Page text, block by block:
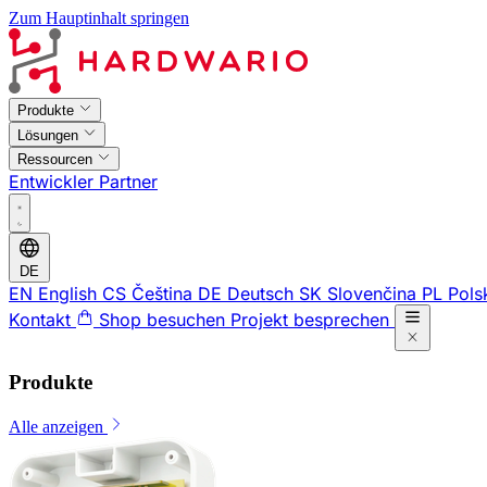
Zum Hauptinhalt springen
Produkte
Lösungen
Ressourcen
Entwickler Partner
DE
EN English CS Čeština DE Deutsch SK Slovenčina PL
Kontakt
Shop besuchen Projekt besprechen
Produkte
Alle anzeigen